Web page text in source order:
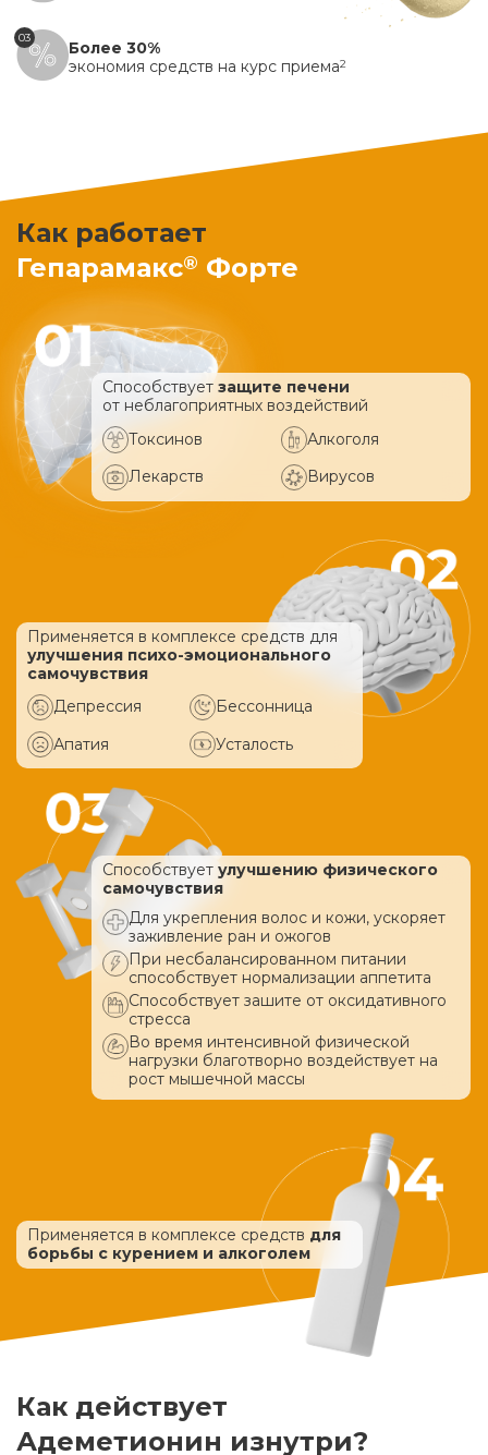
03
Более 30%
экономия средств на курс приема2
Как работает
Гепарамакс® Форте
Способствует защите печени
от неблагоприятных воздействий
Токсинов
Алкоголя
Лекарств
Вирусов
Применяется в комплексе средств для
улучшения психо-эмоционального
самочувствия
Депрессия
Бессонница
Апатия
Усталость
Способствует улучшению физического
самочувствия
Для укрепления волос и кожи, ускоряет
заживление ран и ожогов
При несбалансированном питании
способствует нормализации аппетита
Способствует зашите от оксидативного
стресса
Во время интенсивной физической
нагрузки благотворно воздействует на
рост мышечной массы
Применяется в комплексе средств для
борьбы с курением и алкоголем
Как действует
Адеметионин изнутри?